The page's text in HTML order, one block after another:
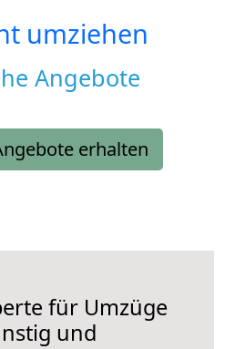
umziehen
Angebote
erhalten
für Umzüge
und